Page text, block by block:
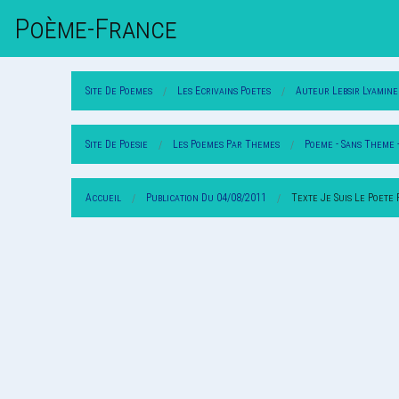
Poème-FrAnce
Site De Poemes Les Ecrivains Poetes Auteur Lebsir Lyamine
Site De Poesie Les Poemes Par Themes Poeme - Sans Theme -
Accueil Publication Du 04/08/2011 Texte Je Suis Le Poete